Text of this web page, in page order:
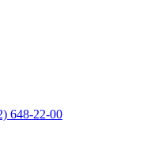
648-22-00